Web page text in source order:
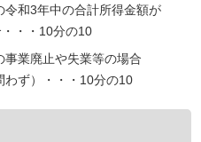
令和3年中の合計所得金額が
・・10分の10
事業廃止や失業等の場合
わず）・・・10分の10